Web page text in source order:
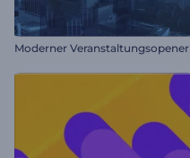
Moderner Veranstaltungsopener